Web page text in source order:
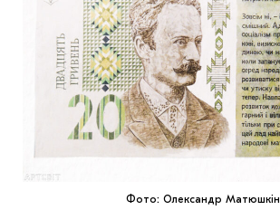
Фото: Олександр Матюшкін